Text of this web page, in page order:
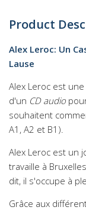
Product
Alex Leroc: Un
Lause
Alex Leroc est
d'un CD audio
souhaitent
A1, A2 et B1).
Alex Leroc est un
travaille à
dit, il s'occupe à
Grâce aux